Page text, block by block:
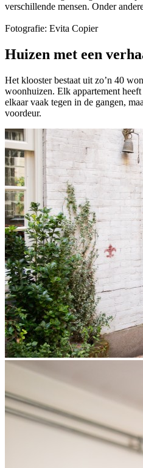
verschillende mensen. Onder
Fotografie: Evita Copier
Huizen met een
Het klooster bestaat uit zo’n 40
woonhuizen. Elk appartement
elkaar vaak tegen in de gangen,
voordeur.